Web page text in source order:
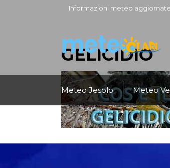
Informazioni meteo
Meteo Jesolo Meteo
GELICIDIO